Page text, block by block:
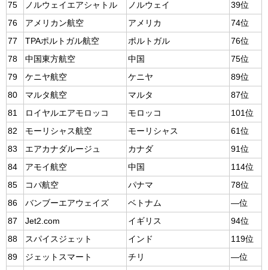
75
ノルウェイエアシャトル ノルウェイ
39位
76
アメリカン航空 アメリカ
74位
77
TPAポルトガル航空 ポルトガル
76位
78
中国東方航空 中国
75位
79
ケニヤ航空 ケニヤ
89位
80
マルタ航空 マルタ
87位
81
ロイヤルエアモロッコ モロッコ
101位
82
モーリシャス航空 モーリシャス
61位
83
エアカナダルージュ カナダ
91位
84
アモイ航空 中国
114位
85
コパ航空 パナマ
78位
86
バンブーエアウェイズ ベトナム
―位
87
Jet2.com イギリス
94位
88
スパイスジェット インド
119位
89
ジェットスマート チリ
―位